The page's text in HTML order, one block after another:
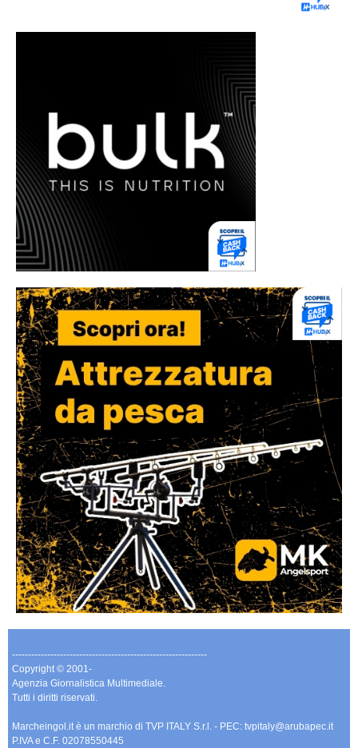
-------------------------------------------------------------
Copyright © 2001-
Agenzia Giornalistica Multimediale.
Tutti i diritti riservati.
Marcheingol.it è un marchio di TVP ITALY S.r.l. - PEC: tvpitaly@arubapec.it
P.IVA e C.F. 02078550445